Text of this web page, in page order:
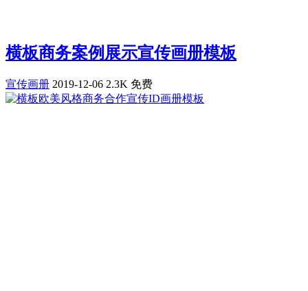
横板商务案例展示宣传画册模板
宣传画册 2019-12-06 2.3K 免费